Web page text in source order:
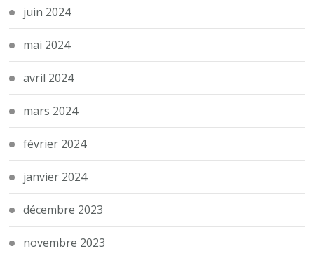
juin 2024
mai 2024
avril 2024
mars 2024
février 2024
janvier 2024
décembre 2023
novembre 2023